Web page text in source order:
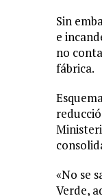
Sin
e
no
fábrica.
«No se
Verde,